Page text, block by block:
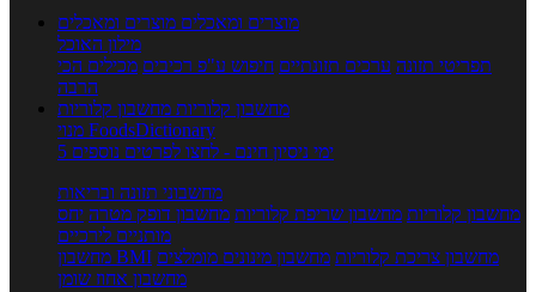
מוצרים ומאכלים מוצרים ומאכלים
מילון האוכל
תפריטי תזונה ערכים תזונתיים חיפוש ע"פ רכיבים מכילים הכי
הרבה
מחשבון קלוריות מחשבון קלוריות
מנוי FoodsDictionary
5 ימי ניסיון חינם - לחצו לפרטים נוספים
מחשבוני תזונה ובריאות
מחשבון קלוריות מחשבון שריפת קלוריות מחשבון דופק מטרה יחס
מותניים לירכיים
מחשבון BMI
מחשבון צריכת קלוריות מחשבון מינונים מומלצים
מחשבון אחוז שומן